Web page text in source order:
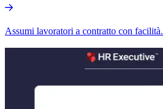
Assumi lavoratori a contratto con facilità.​​